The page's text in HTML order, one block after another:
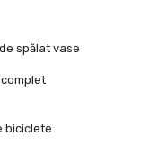
spălat vase
biciclete